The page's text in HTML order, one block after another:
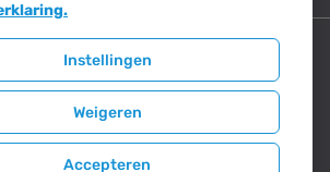
Zorg Online|Beheer
onze
Cookie-instellingen
Instellingen
Weigeren
Accepteren